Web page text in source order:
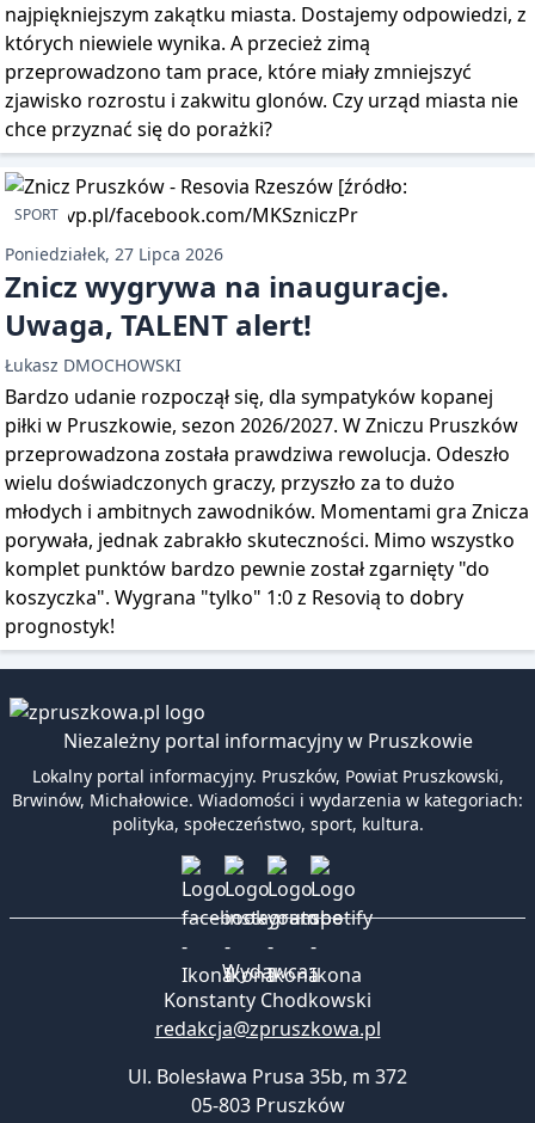
najpiękniejszym zakątku miasta. Dostajemy odpowiedzi, z
których niewiele wynika. A przecież zimą
przeprowadzono tam prace, które miały zmniejszyć
zjawisko rozrostu i zakwitu glonów. Czy urząd miasta nie
chce przyznać się do porażki?
SPORT
Poniedziałek, 27 Lipca 2026
Znicz wygrywa na inauguracje.
Uwaga, TALENT alert!
Łukasz DMOCHOWSKI
Bardzo udanie rozpoczął się, dla sympatyków kopanej
piłki w Pruszkowie, sezon 2026/2027. W Zniczu Pruszków
przeprowadzona została prawdziwa rewolucja. Odeszło
wielu doświadczonych graczy, przyszło za to dużo
młodych i ambitnych zawodników. Momentami gra Znicza
porywała, jednak zabrakło skuteczności. Mimo wszystko
komplet punktów bardzo pewnie został zgarnięty "do
koszyczka". Wygrana "tylko" 1:0 z Resovią to dobry
prognostyk!
Niezależny portal informacyjny w Pruszkowie
Lokalny portal informacyjny. Pruszków, Powiat Pruszkowski,
Brwinów, Michałowice. Wiadomości i wydarzenia w kategoriach:
polityka, społeczeństwo, sport, kultura.
Wydawca:
Konstanty Chodkowski
redakcja@zpruszkowa.pl
Ul. Bolesława Prusa 35b, m 372
05-803 Pruszków